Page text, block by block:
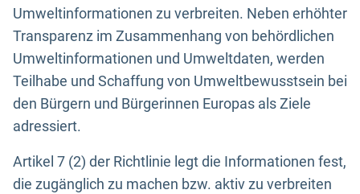
Umweltinformationen zu verbreiten. Neben erhöhter
Transparenz im Zusammenhang von behördlichen
Umweltinformationen und Umweltdaten, werden
Teilhabe und Schaffung von Umweltbewusstsein bei
den Bürgern und Bürgerinnen Europas als Ziele
adressiert.
Artikel 7 (2) der Richtlinie legt die Informationen fest,
die zugänglich zu machen bzw. aktiv zu verbreiten